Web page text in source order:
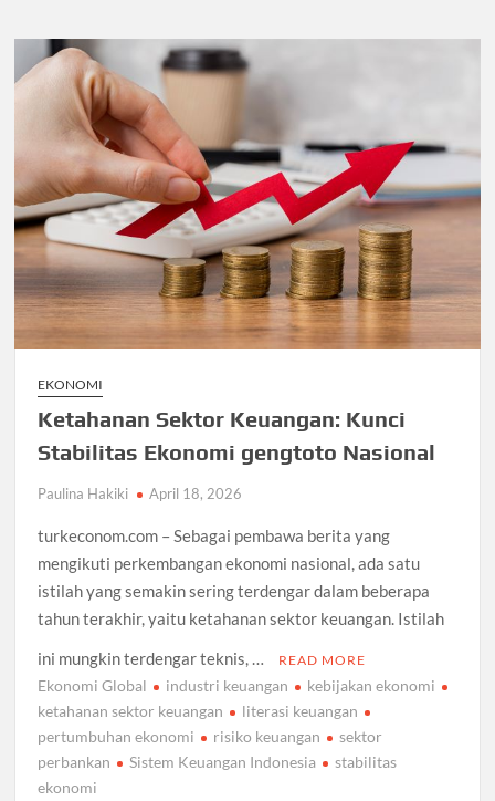
EKONOMI
Ketahanan Sektor Keuangan: Kunci
Stabilitas Ekonomi gengtoto Nasional
Paulina Hakiki April 18, 2026
turkeconom.com – Sebagai pembawa berita yang
mengikuti perkembangan ekonomi nasional, ada satu
istilah yang semakin sering terdengar dalam beberapa
tahun terakhir, yaitu ketahanan sektor keuangan. Istilah
ini mungkin terdengar teknis, …
READ MORE
Ekonomi Global industri keuangan
kebijakan ekonomi
ketahanan sektor keuangan
literasi keuangan
pertumbuhan ekonomi
risiko keuangan
sektor
perbankan
Sistem Keuangan Indonesia
stabilitas
ekonomi